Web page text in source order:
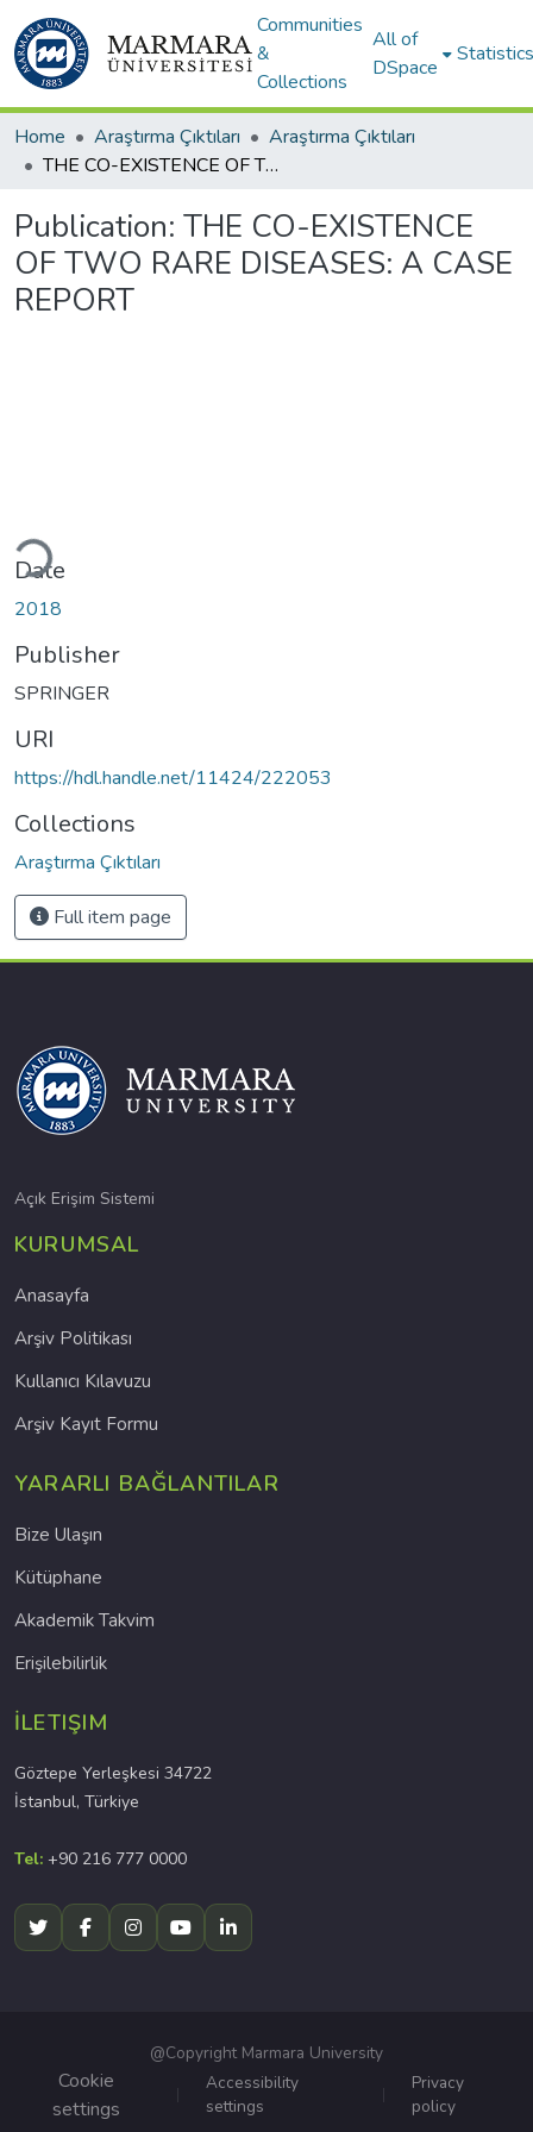
Communities
&
Collections
All of
DSpace
Statistics
Home Araştırma Çıktıları
Araştırma Çıktıları
THE CO-EXISTENCE OF TWO RARE DISEASES: A CASE REPORT
Publication: THE CO-EXISTENCE
OF TWO RARE DISEASES: A CASE
REPORT
Date
2018
Publisher
SPRINGER
URI
https://hdl.handle.net/11424/222053
Collections
Araştırma Çıktıları
Full item page
Açık Erişim Sistemi
KURUMSAL
Anasayfa
Arşiv Politikası
Kullanıcı Kılavuzu
Arşiv Kayıt Formu
YARARLI BAĞLANTILAR
Bize Ulaşın
Kütüphane
Akademik Takvim
Erişilebilirlik
İLETIŞIM
Göztepe Yerleşkesi 34722
İstanbul, Türkiye
Tel: +90 216 777 0000
@Copyright Marmara University
Cookie
settings
Accessibility
settings
Privacy
policy